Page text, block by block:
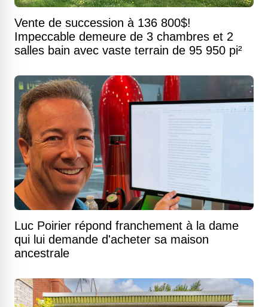
Vente de succession à 136 800$!
Impeccable demeure de 3 chambres et 2
salles bain avec vaste terrain de 95 950 pi²
Luc Poirier répond franchement à la dame
qui lui demande d'acheter sa maison
ancestrale